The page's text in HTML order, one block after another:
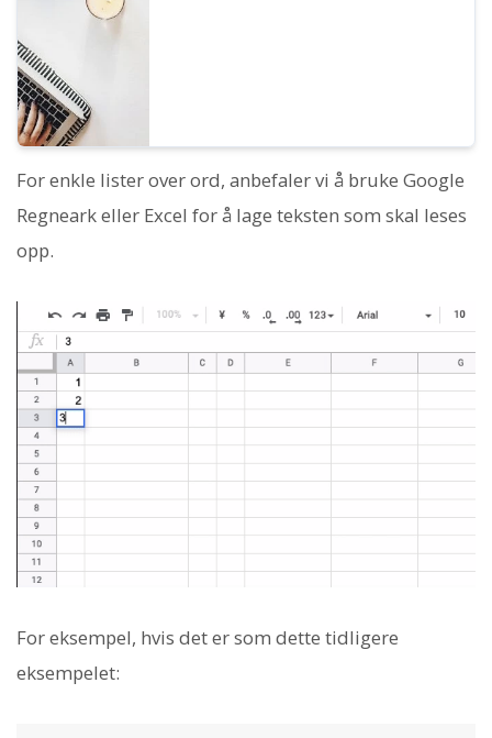
For enkle lister over ord, anbefaler vi å bruke Google
Regneark eller Excel for å lage teksten som skal leses
opp.
For eksempel, hvis det er som dette tidligere
eksempelet: